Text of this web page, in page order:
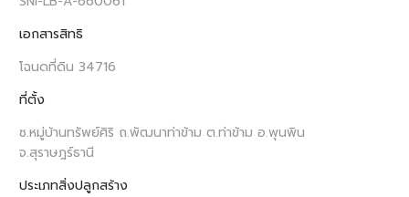
เอกสารสิทธิ
โฉนดที่ดิน 34716
ที่ตั้ง
ซ.หมู่บ้านทรัพย์ศิริ ถ.พัฒนาท่าข้าม ต.ท่าข้าม อ.พุนพิน
จ.สุราษฎร์ธานี
ประเภทสิ่งปลูกสร้าง